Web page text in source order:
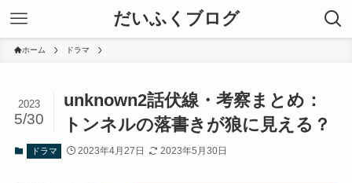
だいふくブログ
ホーム ドラマ
unknown2話伏線・考察まとめ：
トンネルの落書きが狼に見える？
2023
5/30
ドラマ 2023年4月27日 2023年5月30日